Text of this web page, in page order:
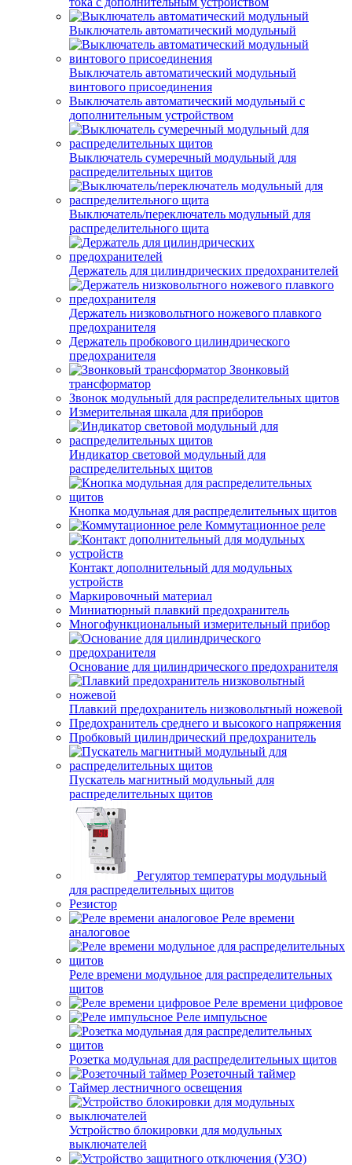
Выключатель автоматический модульный
Выключатель автоматический модульный
винтового присоединения
Выключатель автоматический модульный с
дополнительным устройством
Выключатель сумеречный модульный для
распределительных щитов
Выключатель/переключатель модульный для
распределительного щита
Держатель для цилиндрических предохранителей
Держатель низковольтного ножевого плавкого
предохранителя
Держатель пробкового цилиндрического
предохранителя
Звонковый
трансформатор
Звонок модульный для распределительных щитов
Измерительная шкала для приборов
Индикатор световой модульный для
распределительных щитов
Кнопка модульная для распределительных щитов
Коммутационное реле
Контакт дополнительный для модульных
устройств
Маркировочный материал
Миниатюрный плавкий предохранитель
Многофункциональный измерительный прибор
Основание для цилиндрического предохранителя
Плавкий предохранитель низковольтный ножевой
Предохранитель среднего и высокого напряжения
Пробковый цилиндрический предохранитель
Пускатель магнитный модульный для
распределительных щитов
Регулятор температуры модульный
для распределительных щитов
Резистор
Реле времени
аналоговое
Реле времени модульное для распределительных
щитов
Реле времени цифровое
Реле импульсное
Розетка модульная для распределительных щитов
Розеточный таймер
Таймер лестничного освещения
Устройство блокировки для модульных
выключателей